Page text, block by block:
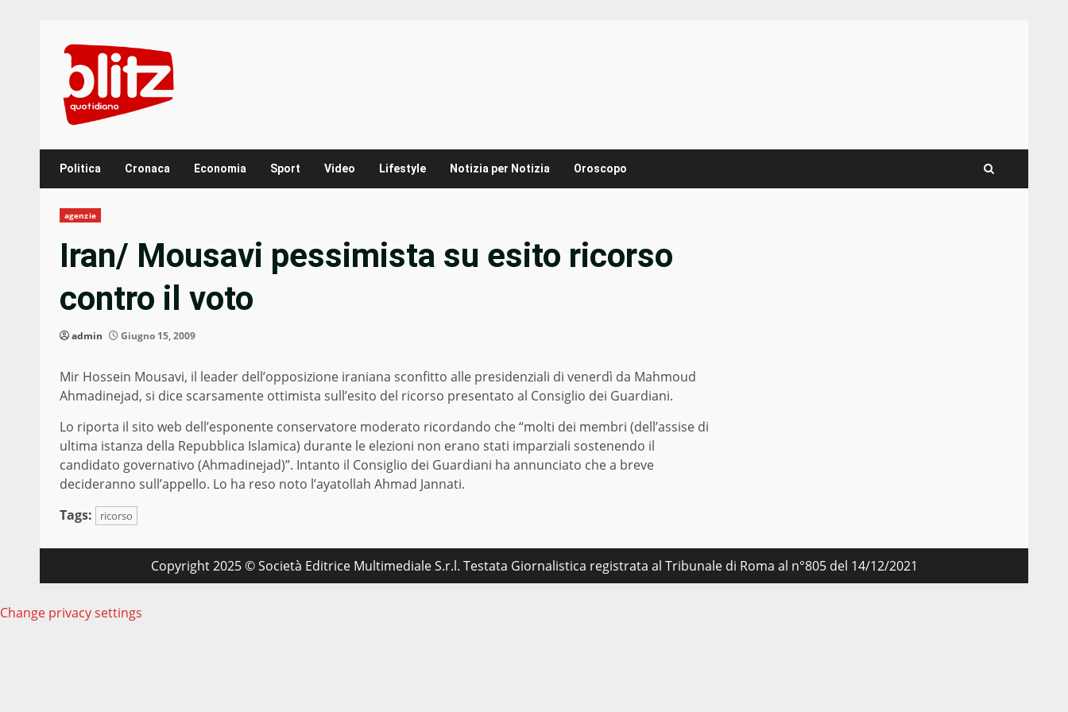
content
Politica Cronaca Economia Sport Video Lifestyle Notizia per Notizia Oroscopo
agenzie
Iran/ Mousavi pessimista su esito ricorso
contro il voto
admin Giugno 15, 2009
Mir Hossein Mousavi, il leader dell’opposizione iraniana sconfitto alle presidenziali di venerdì da Mahmoud
Ahmadinejad, si dice scarsamente ottimista sull’esito del ricorso presentato al Consiglio dei Guardiani.
Lo riporta il sito web dell’esponente conservatore moderato ricordando che “molti dei membri (dell’assise di
ultima istanza della Repubblica Islamica) durante le elezioni non erano stati imparziali sostenendo il
candidato governativo (Ahmadinejad)”. Intanto il Consiglio dei Guardiani ha annunciato che a breve
decideranno sull’appello. Lo ha reso noto l’ayatollah Ahmad Jannati.
Tags:
ricorso
Copyright 2025 © Società Editrice Multimediale S.r.l. Testata Giornalistica registrata al Tribunale di Roma al n°805 del 14/12/2021
Change privacy settings